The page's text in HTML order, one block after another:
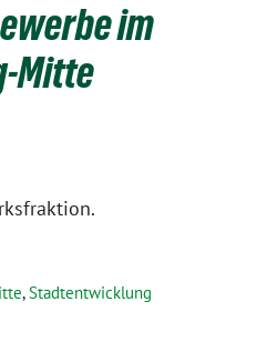
im
Mitte
,Stadtentwicklung